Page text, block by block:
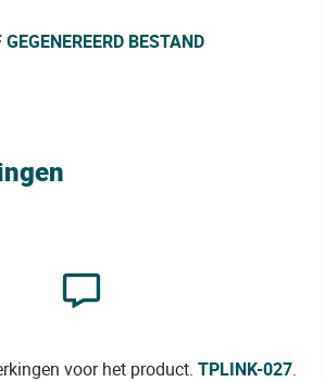
BESTAND
voor het product. TPLINK-027.